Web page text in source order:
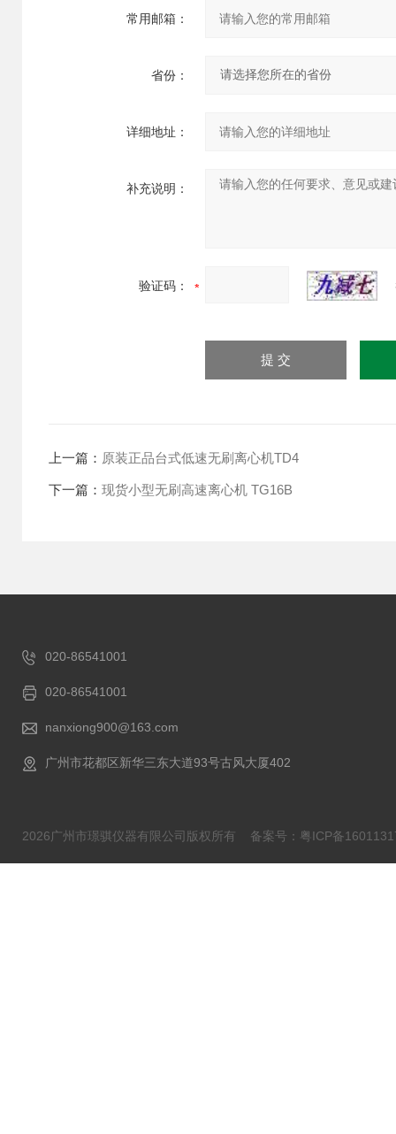
常用邮箱：
省份：
详细地址：
补充说明：
验证码：
上一篇： 原装正品台式低速无刷离心机TD4
下一篇： 现货小型无刷高速离心机 TG16B
020-86541001
020-86541001
nanxiong900@163.com
广州市花都区新华三东大道93号古风大厦402
2026广州市璟骐仪器有限公司版权所有 备案号：粤ICP备